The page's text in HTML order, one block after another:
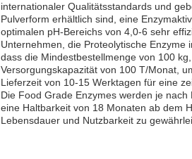
internationaler Qualitätsstandards und
Pulverform erhältlich sind, eine
optimalen pH-Bereichs von 4,0-6 sehr
Unternehmen, die Proteolytische Enzyme
dass die Mindestbestellmenge von 100
Versorgungskapazität von 100 T/Monat,
Lieferzeit von 10-15 Werktagen für eine
Die Food Grade Enzymes werden je
eine Haltbarkeit von 18 Monaten ab dem
Lebensdauer und Nutzbarkeit zu